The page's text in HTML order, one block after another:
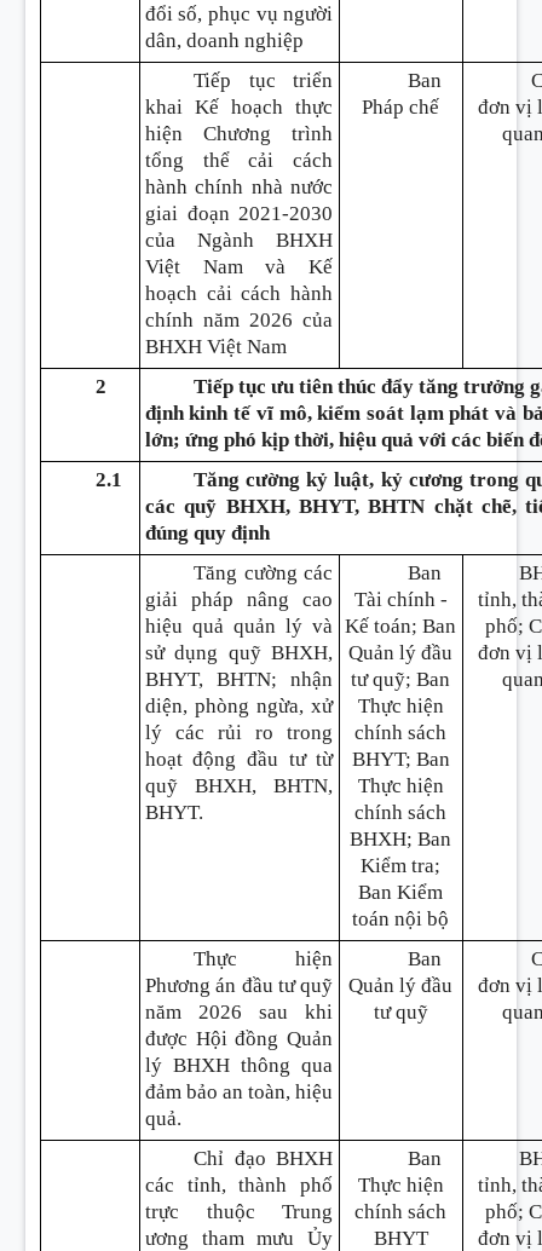
đổi số, phục vụ người
dân, doanh nghiệp
Tiếp tục triển
khai Kế hoạch thực
hiện Chương trình
tổng thể cải cách
hành chính nhà nước
giai đoạn 2021-2030
của Ngành BHXH
Việt Nam và Kế
hoạch cải cách hành
chính năm 2026 của
BHXH Việt Nam
Ban
Pháp chế
đơn vị
2
Tiếp tục ưu tiên thúc đẩy tăng trưởng
định kinh tế vĩ mô, kiểm soát lạm phát và
lớn; ứng phó kịp thời, hiệu quả với các biến
2.1
Tăng cường kỷ luật, kỷ cương trong
các quỹ BHXH, BHYT, BHTN chặt chẽ,
đúng quy định
Tăng cường các
giải pháp nâng cao
hiệu quả quản lý và
sử dụng quỹ BHXH,
BHYT, BHTN; nhận
diện, phòng ngừa, xử
lý các rủi ro trong
hoạt động đầu tư từ
quỹ BHXH, BHTN,
BHYT.
Ban
Tài chính -
Kế toán; Ban
Quản lý đầu
tư quỹ; Ban
Thực hiện
chính sách
BHYT; Ban
Thực hiện
chính sách
BHXH; Ban
Kiểm tra;
Ban Kiểm
toán nội bộ
tỉnh,
phố;
đơn vị
Thực hiện
Phương án đầu tư quỹ
năm 2026 sau khi
được Hội đồng Quản
lý BHXH thông qua
đảm bảo an toàn, hiệu
quả.
Ban
Quản lý đầu
tư quỹ
đơn vị
Chỉ đạo BHXH
các tỉnh, thành phố
trực thuộc Trung
ương tham mưu Ủy
Ban
Thực hiện
chính sách
BHYT
tỉnh,
phố;
đơn vị